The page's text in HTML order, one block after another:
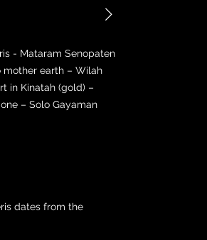
- Mataram Senopaten
mother earth – Wilah
in Kinatah (gold) –
– Solo Gayaman
dates from the